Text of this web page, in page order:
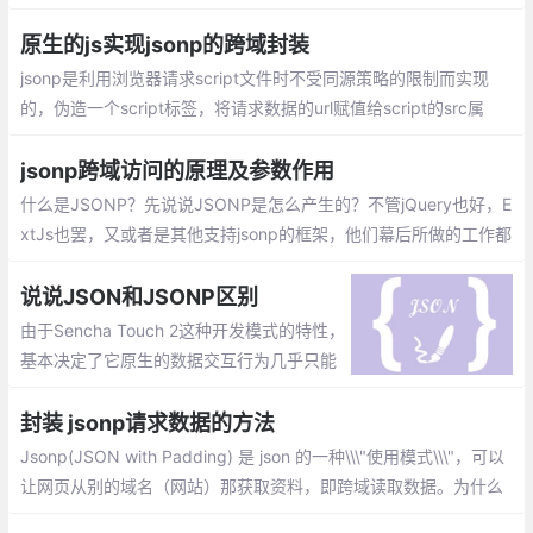
原生的js实现jsonp的跨域封装
jsonp是利用浏览器请求script文件时不受同源策略的限制而实现
的，伪造一个script标签，将请求数据的url赋值给script的src属
般时一段js代码，即函数的调用代码。
jsonp跨域访问的原理及参数作用
什么是JSONP？先说说JSONP是怎么产生的？不管jQuery也好，E
xtJs也罢，又或者是其他支持jsonp的框架，他们幕后所做的工作都
说说JSON和JSONP区别
由于Sencha Touch 2这种开发模式的特性，
基本决定了它原生的数据交互行为几乎只能
PhoneGap插件然后打包，你可以实现100%
的Socket通讯和本地数据库功能
封装 jsonp请求数据的方法
Jsonp(JSON with Padding) 是 json 的一种\\\"使用模式\\\"，可以
让网页从别的域名（网站）那获取资料，即跨域读取数据。为什么